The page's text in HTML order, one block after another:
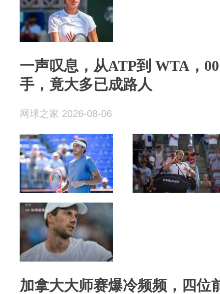
一声叹息，从ATP到 WTA，
手，竟大多已成路人
网球之家 2026-08-06
加拿大大师赛爆冷频频，四位